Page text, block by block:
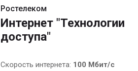
Ростелеком
Интернет "Технологии
доступа"
Скорость интернета: 100 Мбит/с